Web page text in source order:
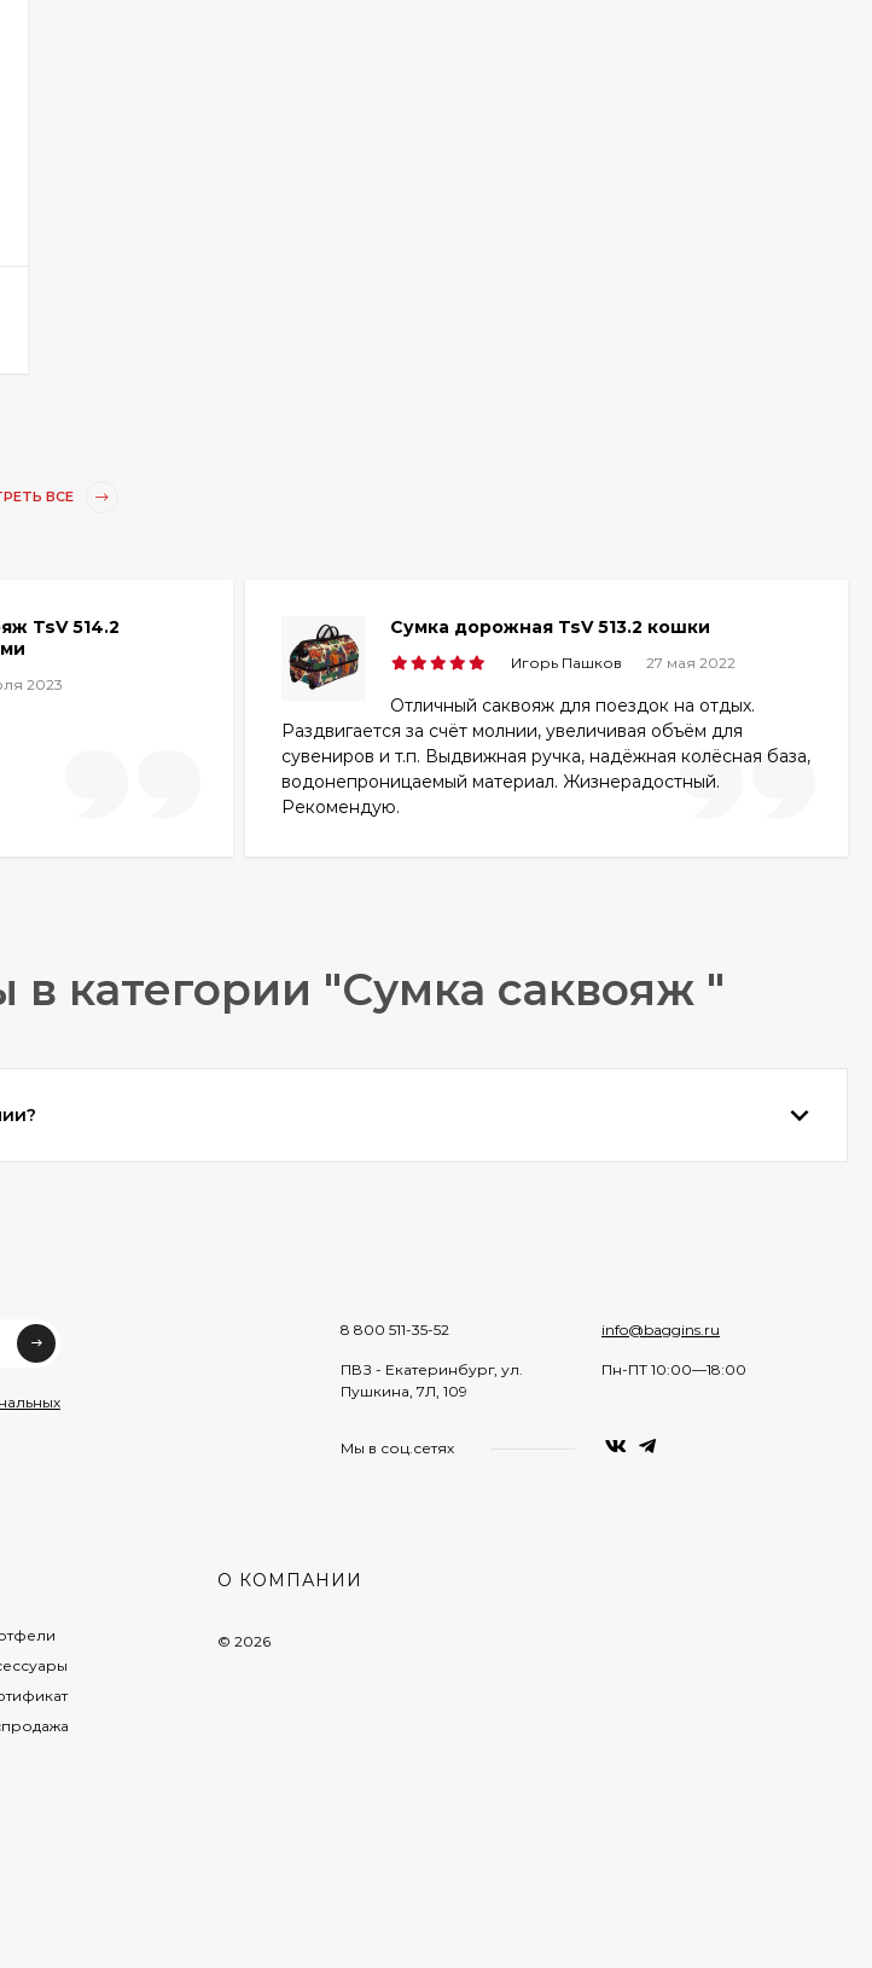
ВСЕ
TsV 514.2
2023
Сумка дорожная TsV 513.2 кошки
Игорь Пашков 27 мая 2022
Отличный саквояж для поездок на отдых.
Раздвигается за счёт молнии, увеличивая объём для
сувениров и т.п. Выдвижная ручка, надёжная колёсная база,
водонепроницаемый материал. Жизнерадостный.
Рекомендую.
в категории "Сумка саквояж "
8 800 511-35-52
ПВЗ - Екатеринбург, ул.
Пушкина, 7Л, 109
info@baggins.ru
Пн-ПТ 10:00—18:00
Мы в соц.сетях
О КОМПАНИИ
© 2026